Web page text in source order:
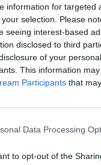
information for targeted
selection. Please
seeing interest-based
disclosed to third
of your
This information
Participants that
Data Processing
to opt-out of the